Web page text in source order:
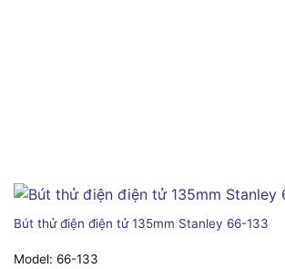
Bút thử điện điện tử 135mm Stanley 66-133
Model: 66-133